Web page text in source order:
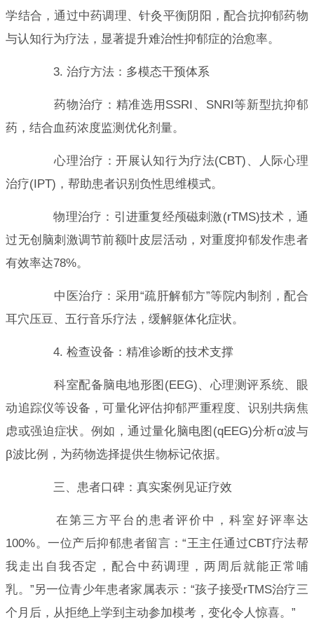
学结合，通过中药调理、针灸平衡阴阳，配合抗抑郁药物
与认知行为疗法，显著提升难治性抑郁症的治愈率。
3. 治疗方法：多模态干预体系
药物治疗：精准选用SSRI、SNRI等新型抗抑郁
药，结合血药浓度监测优化剂量。
心理治疗：开展认知行为疗法(CBT)、人际心理
治疗(IPT)，帮助患者识别负性思维模式。
物理治疗：引进重复经颅磁刺激(rTMS)技术，通
过无创脑刺激调节前额叶皮层活动，对重度抑郁发作患者
有效率达78%。
中医治疗：采用“疏肝解郁方”等院内制剂，配合
耳穴压豆、五行音乐疗法，缓解躯体化症状。
4. 检查设备：精准诊断的技术支撑
科室配备脑电地形图(EEG)、心理测评系统、眼
动追踪仪等设备，可量化评估抑郁严重程度、识别共病焦
虑或强迫症状。例如，通过量化脑电图(qEEG)分析α波与
β波比例，为药物选择提供生物标记依据。
三、患者口碑：真实案例见证疗效
在第三方平台的患者评价中，科室好评率达
100%。一位产后抑郁患者留言：“王主任通过CBT疗法帮
我走出自我否定，配合中药调理，两周后就能正常哺
乳。”另一位青少年患者家属表示：“孩子接受rTMS治疗三
个月后，从拒绝上学到主动参加模考，变化令人惊喜。”